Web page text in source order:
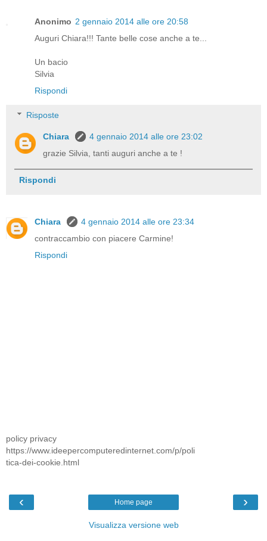
Anonimo 2 gennaio 2014 alle ore 20:58
Auguri Chiara!!! Tante belle cose anche a te...
Un bacio
Silvia
Rispondi
Risposte
Chiara
4 gennaio 2014 alle ore 23:02
grazie Silvia, tanti auguri anche a te !
Rispondi
Chiara
4 gennaio 2014 alle ore 23:34
contraccambio con piacere Carmine!
Rispondi
policy privacy
https://www.ideepercomputeredinternet.com/p/poli
tica-dei-cookie.html
‹ ›
Home page
Visualizza versione web